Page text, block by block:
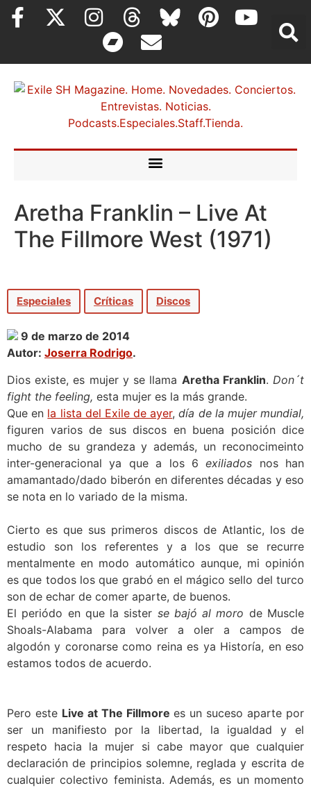
Aretha Franklin – Live At
The Fillmore West (1971)
Especiales Críticas Discos
9 de marzo de 2014
Autor: Joserra Rodrigo.
Dios existe, es mujer y se llama Aretha Franklin. Don´t
fight the feeling, esta mujer es la más grande.
Que en la lista del Exile de ayer,día de la mujer mundial,
figuren varios de sus discos en buena posición dice
mucho de su grandeza y además, un reconocimeinto
inter-generacional ya que a los 6exiliados nos han
amamantado/dado biberón en diferentes décadas y eso
se nota en lo variado de la misma.
Cierto es que sus primeros discos de Atlantic, los de
estudio son los referentes y a los que se recurre
mentalmente en modo automático aunque, mi opinión
es que todos los que grabó en el mágico sello del turco
son de echar de comer aparte, de buenos.
El periódo en que la sister se bajó al moro de Muscle
Shoals-Alabama para volver a oler a campos de
algodón y coronarse como reina es ya Historía, en eso
estamos todos de acuerdo.
Pero este Live at The Fillmore es un suceso aparte por
ser un manifiesto por la libertad, la igualdad y el
respeto hacia la mujer si cabe mayor que cualquier
declaración de principios solemne, reglada y escrita de
cualquier colectivo feminista. Además, es un momento